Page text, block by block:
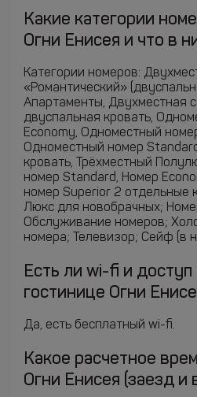
Какие категории
Огни Енисея и что в
Категории номеров:
«Романтический»
Апартаменты, Двухместная
двуспальная кровать,
Economy, Одноместный
Одноместный номер
кровать, Трёхместный
номер Standard, Номер
номер Superior 2 отдельные
Люкс для новобрачных;
Обслуживание номеров;
номера; Телевизор; Сейф (в
Есть ли wi-fi и
гостинице Огни
Да, есть бесплатный wi-fi.
Какое расчетное
Огни Енисея (заезд и